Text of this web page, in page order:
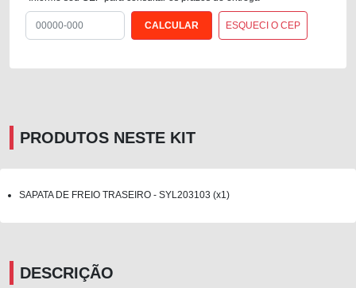
ESQUECI O CEP
PRODUTOS NESTE KIT
SAPATA DE FREIO TRASEIRO - SYL203103 (x1)
DESCRIÇÃO